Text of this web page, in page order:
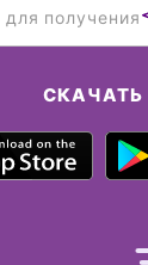
СКАЧАТЬ